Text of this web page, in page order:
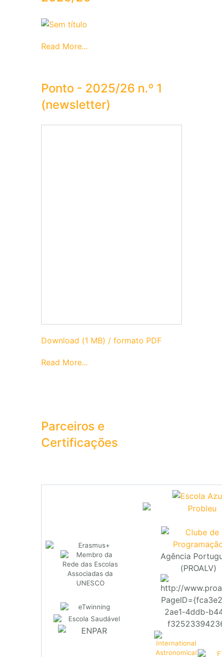
Read More...
Ponto - 2025/26 n.º 1
(newsletter)
Download (1 MB) / formato PDF
Read More...
Parceiros e
Certificações
Agência
(PROALV)